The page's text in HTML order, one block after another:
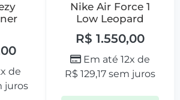
de
juros
Nike Air Force 1
Low Leopard
R$ 1.550,00
Em até 12x de
R$ 129,17sem juros